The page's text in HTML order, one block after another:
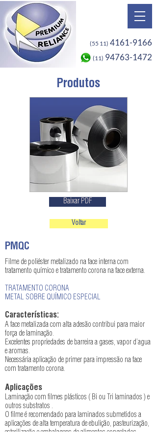
(55 11) 4161-9166
(11) 94763-1472
Produtos
Baixar PDF
Voltar
PMQC
Filme de poliéster metalizado na face interna com
tratamento químico e tratamento corona na face externa.
TRATAMENTO CORONA
METAL SOBRE QUÍMICO ESPECIAL
Características:
A face metalizada com alta adesão contribui para maior
força de laminação.
Excelentes propriedades de barreira a gases, vapor d’agua
e aromas.
Necessária aplicação de primer para impressão na face
com tratamento corona.
Aplicações
Laminação com filmes plásticos ( Bi ou Tri laminados ) e
outros substratos .
O filme é recomendado para laminados submetidos a
aplicações de alta temperatura de ebulição, pasteurização,
esterilização e embalagens de alimentos congelados.